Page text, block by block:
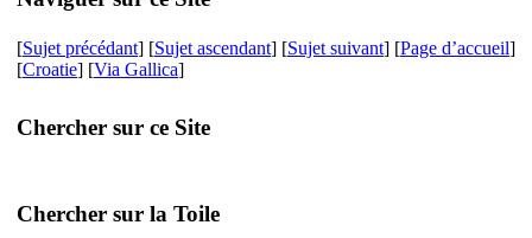
[Sujet précédant] [Sujet ascendant] [Sujet suivant] [Page d’accueil]
[Croatie] [Via Gallica]
Chercher sur ce Site
Chercher sur la Toile